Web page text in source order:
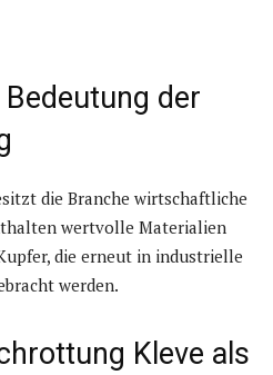
der
die Branche wirtschaftliche
wertvolle Materialien
die erneut in industrielle
werden.
Kleve als